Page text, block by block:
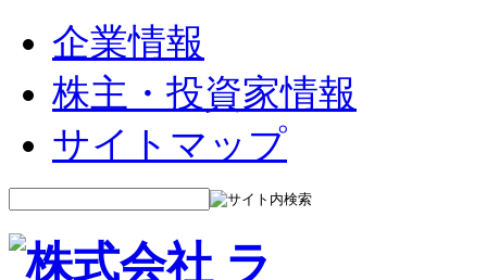
企業情報
株主・投資家情報
サイトマップ